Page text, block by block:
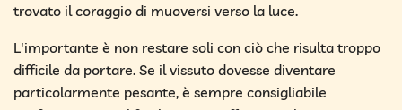
trovato il coraggio di muoversi verso la luce.
L'importante è non restare soli con ciò che risulta troppo
difficile da portare. Se il vissuto dovesse diventare
particolarmente pesante, è sempre consigliabile